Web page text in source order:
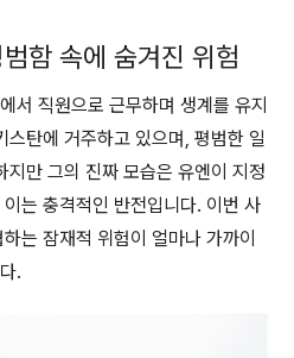
함 속에 숨겨진 위험
서 직원으로 근무하며 생계를 유지
탄에 거주하고 있으며, 평범한 일
지만 그의 진짜 모습은 유엔이 지정
는 충격적인 반전입니다. 이번 사
는 잠재적 위험이 얼마나 가까이
.